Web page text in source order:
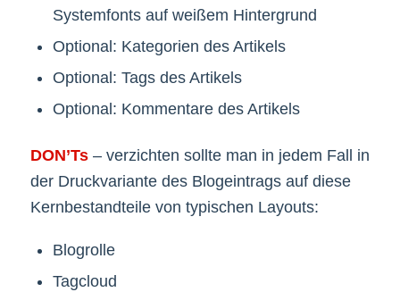
Systemfonts auf weißem Hintergrund
Optional: Kategorien des Artikels
Optional: Tags des Artikels
Optional: Kommentare des Artikels
DON’Ts– verzichten sollte man in jedem Fall in
der Druckvariante des Blogeintrags auf diese
Kernbestandteile von typischen Layouts:
Blogrolle
Tagcloud